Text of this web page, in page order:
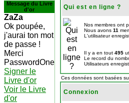
Message du Livre
d'or
ZaZa
Ok poupée,
j'aurai ton mot
de passe !
Merci
PasswordOne
Signer le
Livre d'or
Voir le Livre
d'or
Qui est en ligne ?
Nos membres ont
Nous avons 11
L'utilisateur
Il y a en tout 495
Le record du
Utilisateurs
Ces données sont basées
Connexion